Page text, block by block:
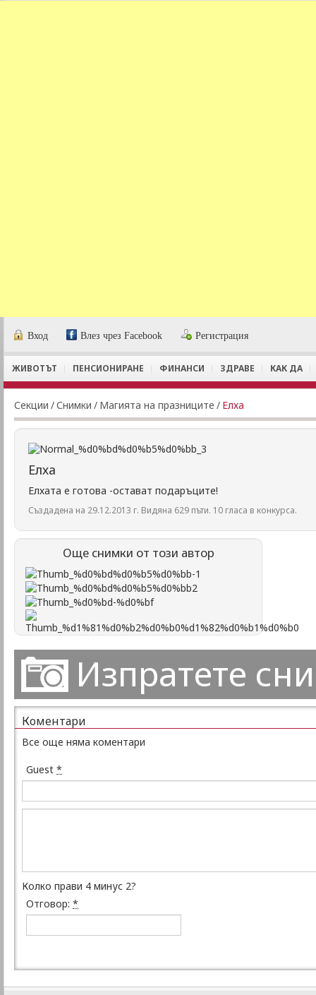
Вход Влез чрез Facebook Регистрация
ЖИВОТЪТ ПЕНСИОНИРАНЕ ФИНАНСИ ЗДРАВЕ КАК ДА
Секции /Снимки / Магията на празниците / Елха
Елха
Елхата е готова -остават подаръците!
Създадена на 29.12.2013 г. Видяна 629 пъти. 10 гласа в конкурса.
Още снимки от този автор
Изпратете
Коментари
Все още няма коментари
Guest *
Колко прави 4 минус 2?
Отговор: *